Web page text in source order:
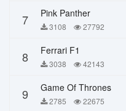
7 Pink Panther
3108 27792
8 Ferrari F1
3038 42143
9 Game Of Thrones
2785 22675